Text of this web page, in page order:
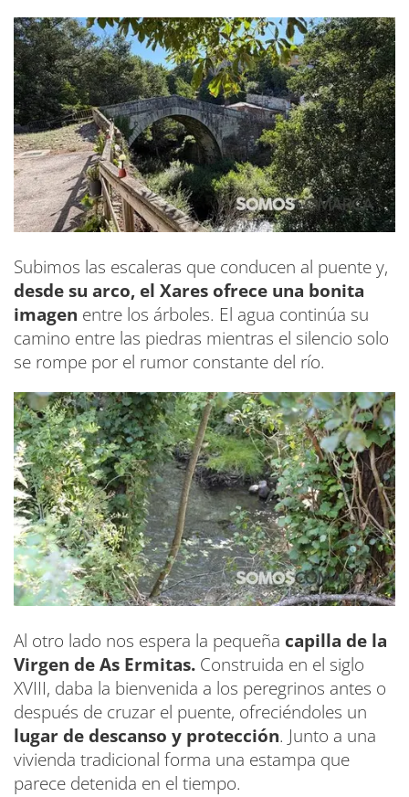
Subimos las escaleras que conducen al puente y,
desde su arco, el Xares ofrece una bonita
imagen entre los árboles. El agua continúa su
camino entre las piedras mientras el silencio solo
se rompe por el rumor constante del río.
Al otro lado nos espera la pequeña capilla de la
Virgen de As Ermitas. Construida en el siglo
XVIII, daba la bienvenida a los peregrinos antes o
después de cruzar el puente, ofreciéndoles un
lugar de descanso y protección. Junto a una
vivienda tradicional forma una estampa que
parece detenida en el tiempo.